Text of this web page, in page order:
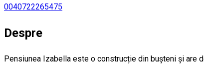
0040722265475
Despre
Pensiunea Izabella este o construcție din bușteni și are